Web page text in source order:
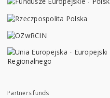
Partners funds